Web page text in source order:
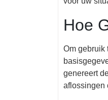
Hoe
Om gebruik
genereert
aflossingen